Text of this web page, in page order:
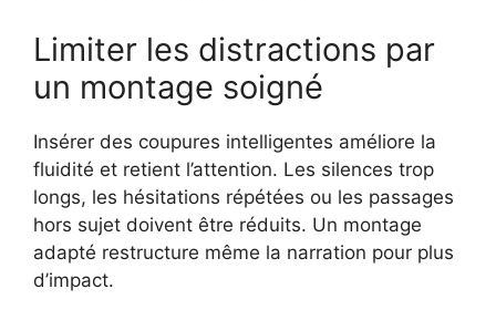
Limiter les distractions par
un montage soigné
Insérer des coupures intelligentes améliore la
fluidité et retient l’attention. Les silences trop
longs, les hésitations répétées ou les passages
hors sujet doivent être réduits. Un montage
adapté restructure même la narration pour plus
d’impact.